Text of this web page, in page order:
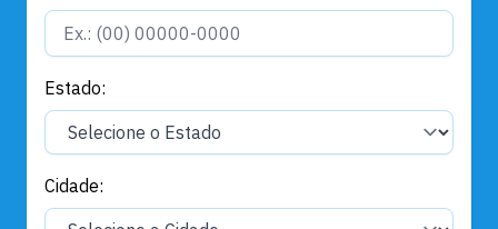
Estado:
Cidade: